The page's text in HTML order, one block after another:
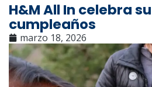
H&M All In celebra
cumpleaños
marzo 18, 2026